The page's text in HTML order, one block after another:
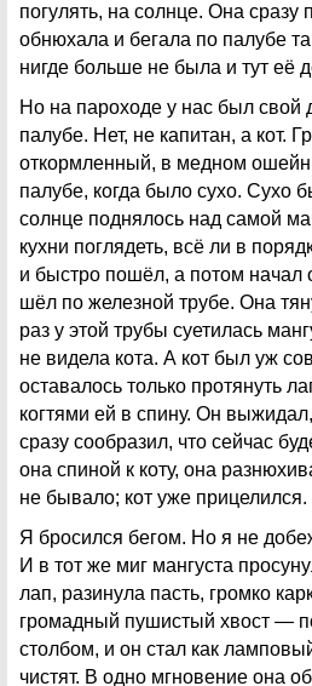
погулять, на солнце. Она сразу
обнюхала и бегала по палубе
нигде больше не была и тут её
Но на пароходе у нас был свой
палубе. Нет, не капитан, а кот.
откормленный, в медном
палубе, когда было сухо. Сухо
солнце поднялось над самой
кухни поглядеть, всё ли в
и быстро пошёл, а потом начал
шёл по железной трубе. Она
раз у этой трубы суетилась
не видела кота. А кот был уж
оставалось только протянуть
когтями ей в спину. Он
сразу сообразил, что сейчас
она спиной к коту, она
не бывало; кот уже прицелился.
Я бросился бегом. Но я не
И в тот же миг мангуста
лап, разинула пасть, громко
громадный пушистый хвост —
столбом, и он стал как
чистят. В одно мгновение она